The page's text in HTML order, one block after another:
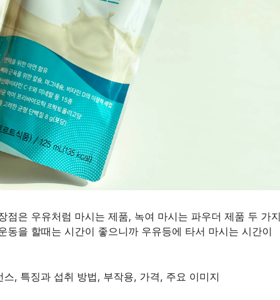
점은 우유처럼 마시는 제품, 녹여 마시는 파우더 제품 두 가지
동을 할때는 시간이 좋으니까 우유등에 타서 마시는 시간이